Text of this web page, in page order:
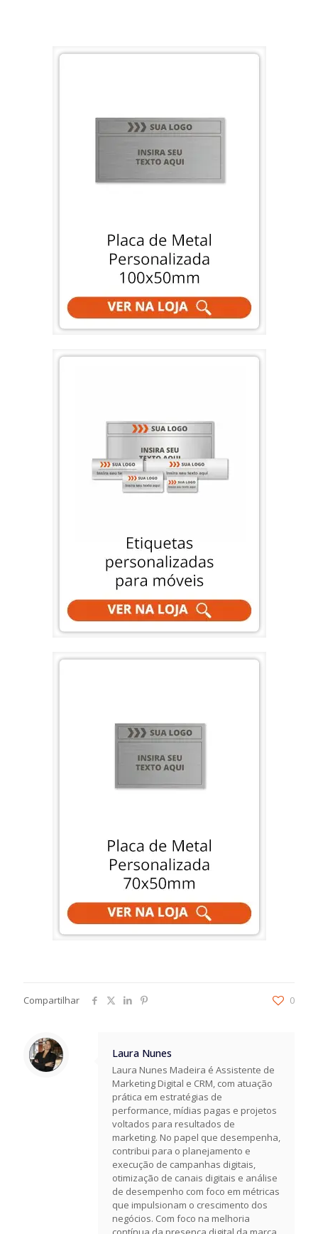
Compartilhar 0
Laura Nunes
Laura Nunes Madeira é Assistente de
Marketing Digital e CRM, com atuação
prática em estratégias de
performance, mídias pagas e projetos
voltados para resultados de
marketing. No papel que desempenha,
contribui para o planejamento e
execução de campanhas digitais,
otimização de canais digitais e análise
de desempenho com foco em métricas
que impulsionam o crescimento dos
negócios. Com foco na melhoria